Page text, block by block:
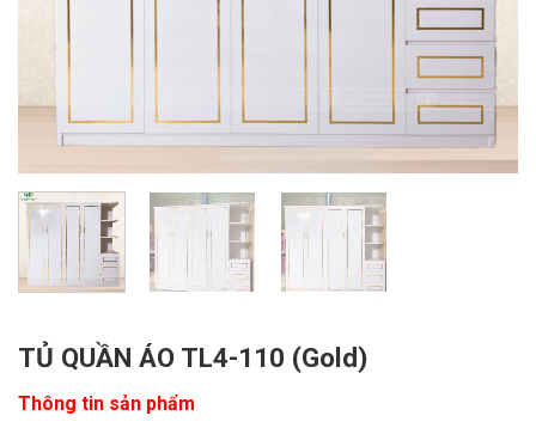
TỦ QUẦN ÁO TL4-110 (Gold)
Thông tin sản phẩm